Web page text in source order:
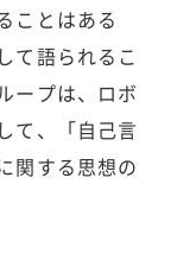
ことはある
て語られるこ
ープは、ロボ
て、「自己言
関する思想の